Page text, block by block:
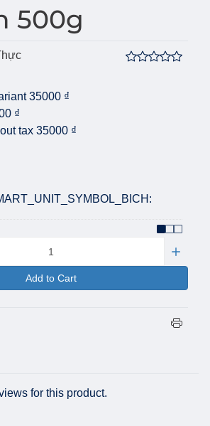
500g
35000 ₫
₫
tax 35000 ₫
Add to Cart
for this product.